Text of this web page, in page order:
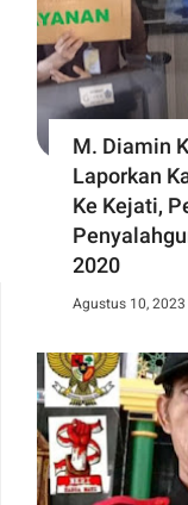
M. Diamin
Laporkan
Ke Kejati,
2020
Agustus 10, 2023